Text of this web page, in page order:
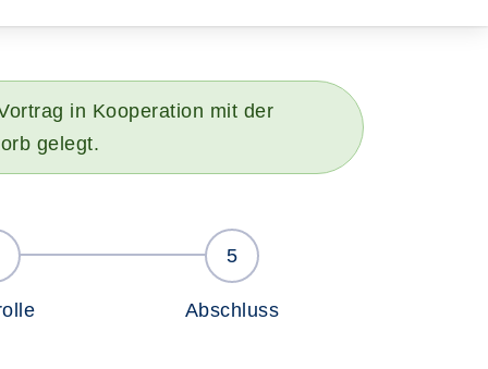
in Kooperation mit der
gelegt.
Abschluss